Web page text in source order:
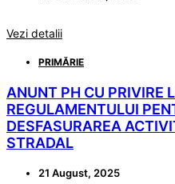
Vezi detalii
PRIMĂRIE
ANUNT PH CU PRIVIRE
REGULAMENTULUI
DESFASURAREA
STRADAL
21 August, 2025